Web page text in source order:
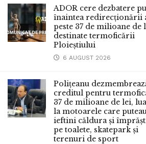
ADOR cere dezbatere
înaintea redirecționării
peste 37 de milioane de
destinate termoficării
Ploieștiului
6 AUGUST 2026
Polițeanu
creditul pentru
37 de milioane de lei,
la motoarele care
ieftini căldura și
pe toalete, skatepark și
terenuri de sport